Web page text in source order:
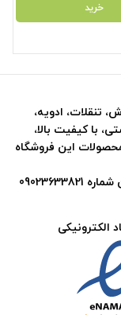
خرید
الکترونیکی
تنقلات، ادویه،
با کیفیت بالا،
این فروشگاه